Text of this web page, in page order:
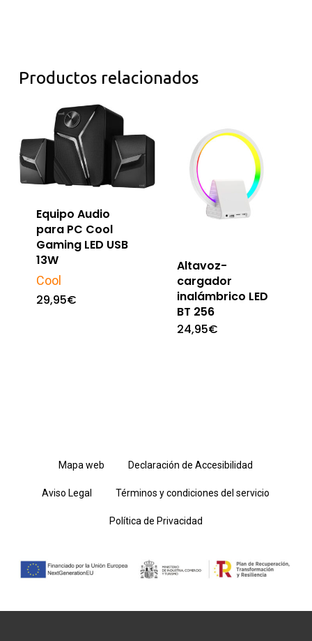
Productos relacionados
Equipo Audio
para PC Cool
Gaming LED USB
13W
Cool
29,95€
Altavoz-
cargador
inalámbrico LED
BT 256
24,95€
Mapa web Declaración de Accesibilidad
Aviso Legal Términos y condiciones del servicio
Política de Privacidad